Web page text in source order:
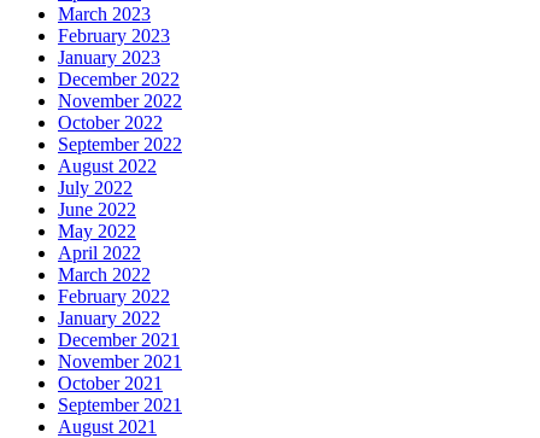
March 2023
February 2023
January 2023
December 2022
November 2022
October 2022
September 2022
August 2022
July 2022
June 2022
May 2022
April 2022
March 2022
February 2022
January 2022
December 2021
November 2021
October 2021
September 2021
August 2021